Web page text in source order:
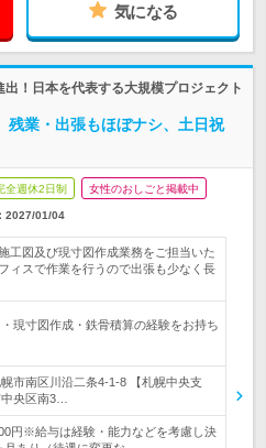
気になる
！日本を代表する大規模プロジェクト
残業・出張もほぼナシ、土日祝
全週休2日制 女性のおしごと掲載中
2027/01/04
工図及び現寸図作成業務をご担当いた
ィスで作業を行うので出張も少なく長
現寸図作成・鉄骨積算の経験をお持ち
市南区川沿二条4-1-8 【札幌中央支
央区南3…
円※給与は経験・能力などを考慮し決